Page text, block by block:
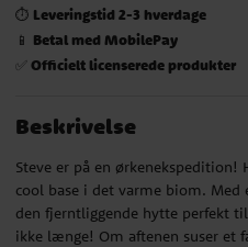
⏱️ Leveringstid 2-3 hverdage
📱 Betal med MobilePay
✅ Officielt licenserede produkter
Beskrivelse
Steve er på en
cool base i det varme biom. Med
den fjerntliggende hytte perfekt
ikke længe! Om aftenen suser et